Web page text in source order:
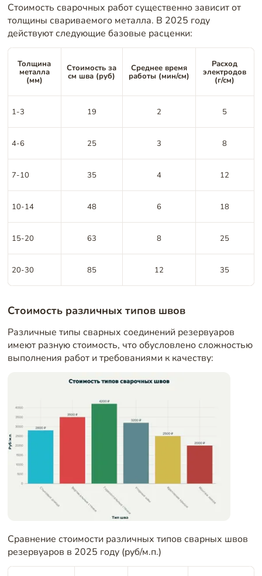
Стоимость сварочных работ существенно зависит от
толщины свариваемого металла. В 2025 году
действуют следующие базовые расценки:
Толщина
металла
(мм)
Стоимость за
см шва (руб)
Среднее время
работы (мин/см)
Расход
электродов
(г/см)
1-3 19 2 5
4-6 25 3 8
7-10 35 4 12
10-14 48 6 18
15-20 63 8 25
20-30 85 12 35
Стоимость различных типов швов
Различные типы сварных соединений резервуаров
имеют разную стоимость, что обусловлено сложностью
выполнения работ и требованиями к качеству:
Сравнение стоимости различных типов сварных швов
резервуаров в 2025 году (руб/м.п.)